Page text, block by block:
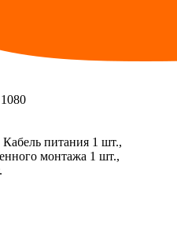
питания 1 шт.,
монтажа 1 шт.,